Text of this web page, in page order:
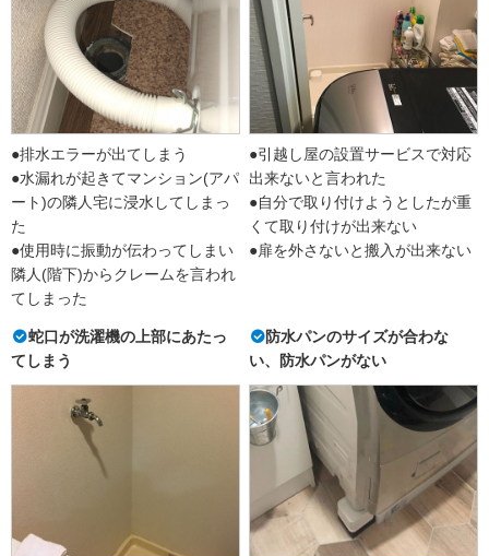
●排水エラーが出てしまう
●水漏れが起きてマンション(アパ
ート)の隣人宅に浸水してしまっ
た
●使用時に振動が伝わってしまい
隣人(階下)からクレームを言われ
てしまった
●引越し屋の設置サービスで対応
出来ないと言われた
●自分で取り付けようとしたが重
くて取り付けが出来ない
●扉を外さないと搬入が出来ない
蛇口が洗濯機の上部にあたっ
てしまう
防水パンのサイズが合わな
い、防水パンがない